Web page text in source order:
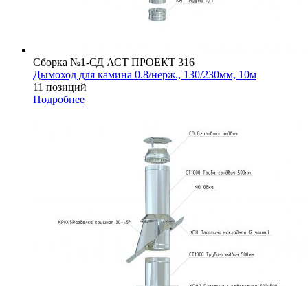
Сборка №1-СД АСТ ПРОЕКТ 316
Дымоход для камина 0.8/нерж., 130/230мм, 10м
11 позиций
Подробнее